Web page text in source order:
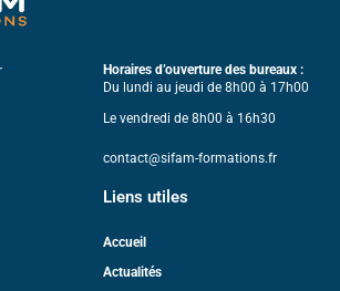
Horaires d’ouverture des bureaux :
Du lundi au jeudi de 8h00 à 17h00
Le vendredi de 8h00 à 16h30
contact@sifam-formations.fr
Liens utiles
Accueil
Actualités